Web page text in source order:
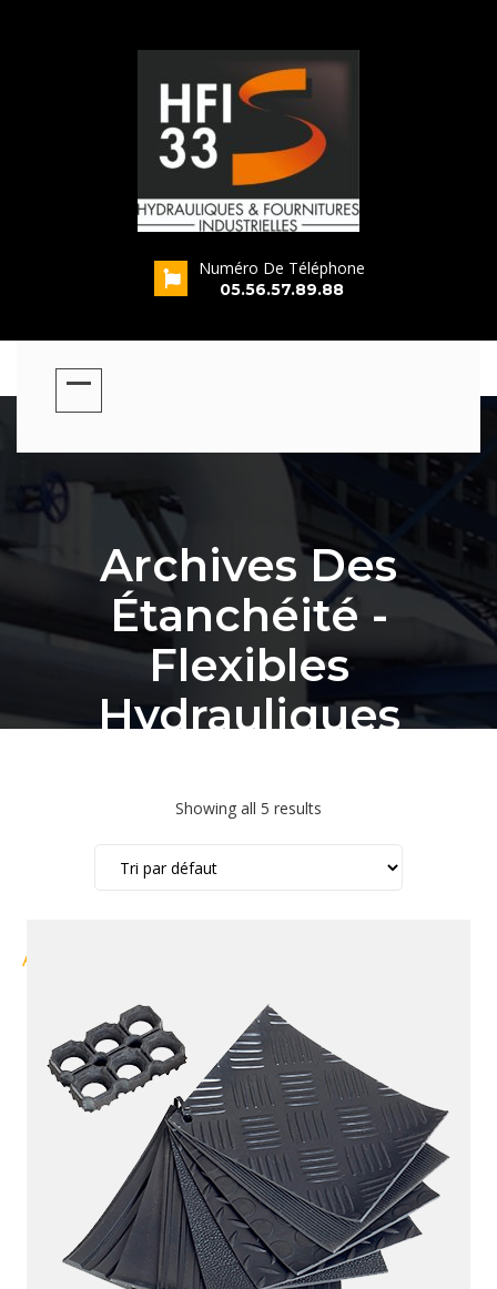
Numéro De Téléphone
05.56.57.89.88
Archives Des
Étanchéité -
Flexibles
Hydrauliques
Industrielles
Bordeaux
Accueil
Showing all 5 results